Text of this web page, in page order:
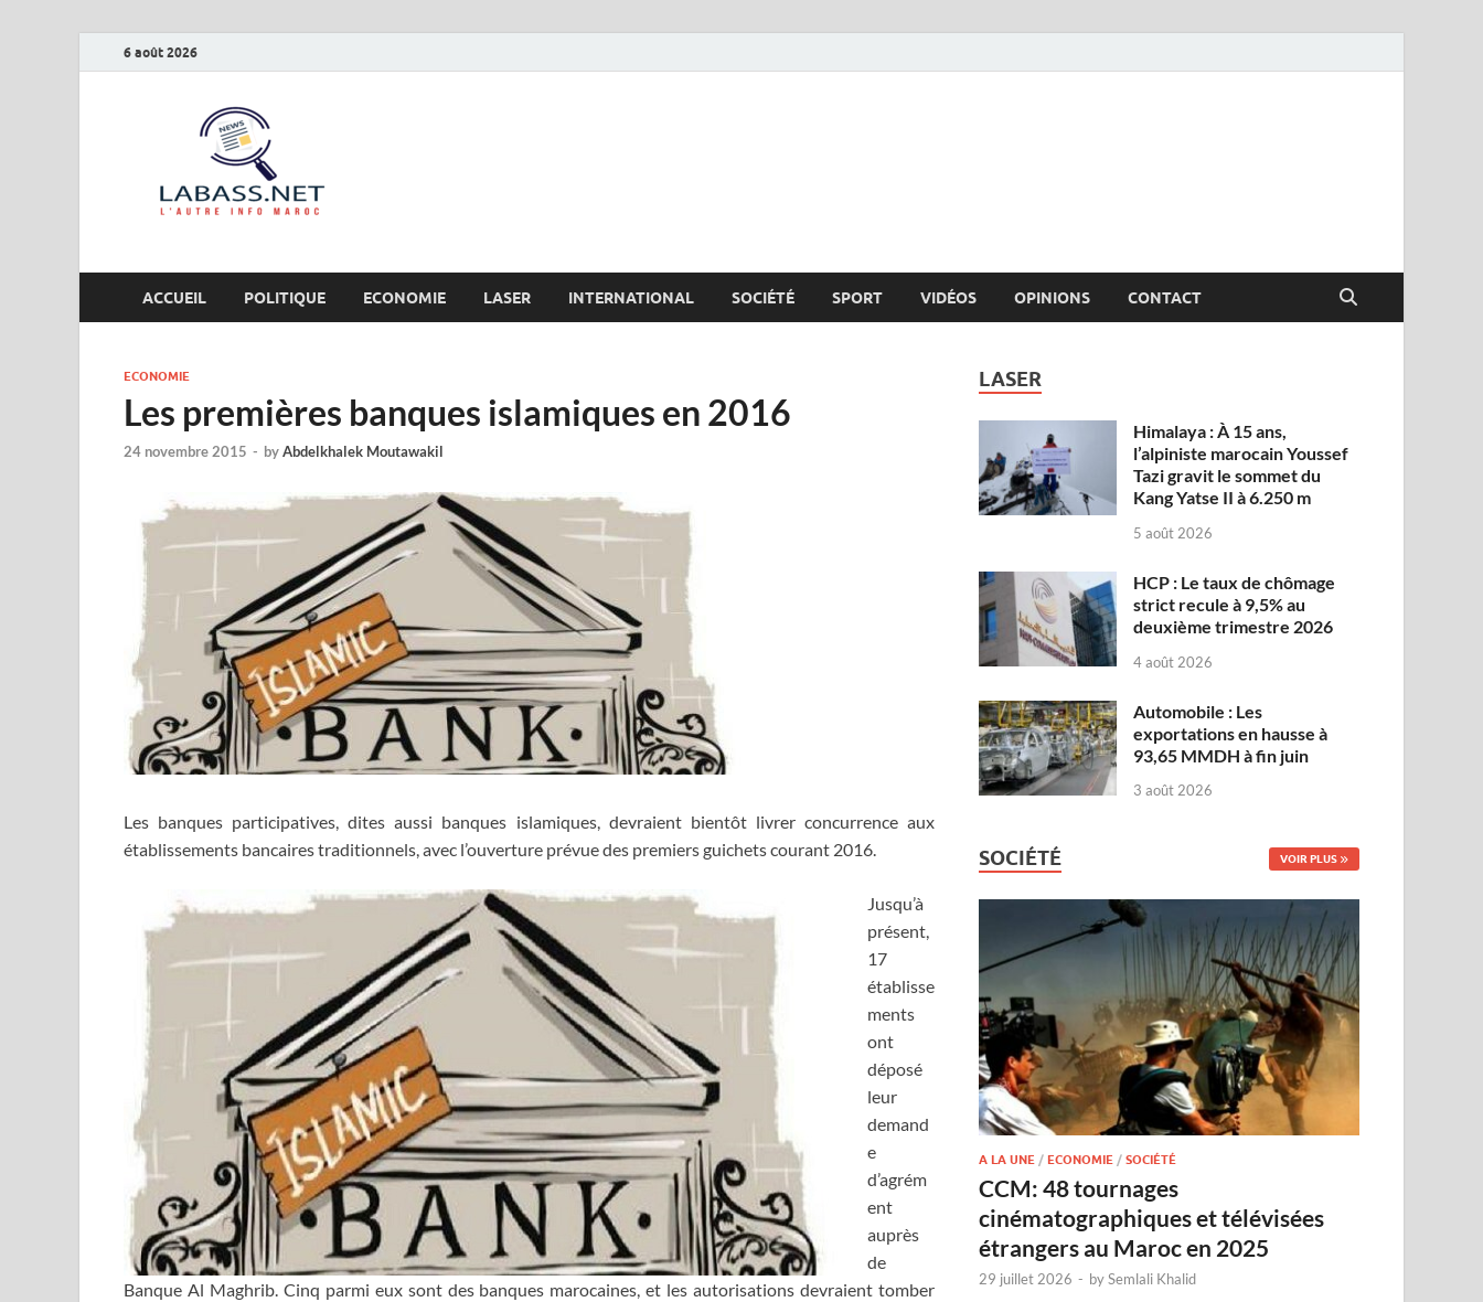
6 août 2026
ACCUEIL POLITIQUE ECONOMIE LASER INTERNATIONAL SOCIÉTÉ SPORT VIDÉOS OPINIONS CONTACT
ECONOMIE
Les premières banques islamiques en 2016
24 novembre 2015 - byAbdelkhalek Moutawakil
Les banques participatives, dites aussi banques islamiques, devraient bientôt livrer concurrence aux
établissements bancaires traditionnels, avec l’ouverture prévue des premiers guichets courant 2016.
Jusqu’à
présent,
17
établisse
ments
ont
déposé
leur
demand
e
d’agrém
ent
auprès
de
Banque Al Maghrib. Cinq parmi eux sont des banques marocaines, et les autorisations devraient tomber
LASER
Himalaya : À 15 ans,
l’alpiniste marocain Youssef
Tazi gravit le sommet du
Kang Yatse II à 6.250 m
5 août 2026
HCP : Le taux de chômage
strict recule à 9,5% au
deuxième trimestre 2026
4 août 2026
Automobile : Les
exportations en hausse à
93,65 MMDH à fin juin
3 août 2026
SOCIÉTÉ VOIR PLUS
A LA UNE /ECONOMIE /SOCIÉTÉ
CCM: 48 tournages
cinématographiques et télévisées
étrangers au Maroc en 2025
29 juillet 2026 - bySemlali Khalid